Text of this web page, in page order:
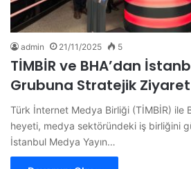
admin 21/11/2025 5
TİMBİR ve BHA’dan
Grubuna Stratejik Ziyaret
Türk İnternet Medya Birliği (TİMBİR) ile
heyeti, medya sektöründeki iş birliğini
İstanbul Medya Yayın…